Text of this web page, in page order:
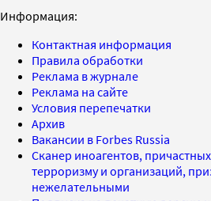
Информация:
Контактная информация
Правила обработки
Реклама в журнале
Реклама на сайте
Условия перепечатки
Архив
Вакансии в Forbes Russia
Сканер иноагентов,
терроризму и организаций,
нежелательными